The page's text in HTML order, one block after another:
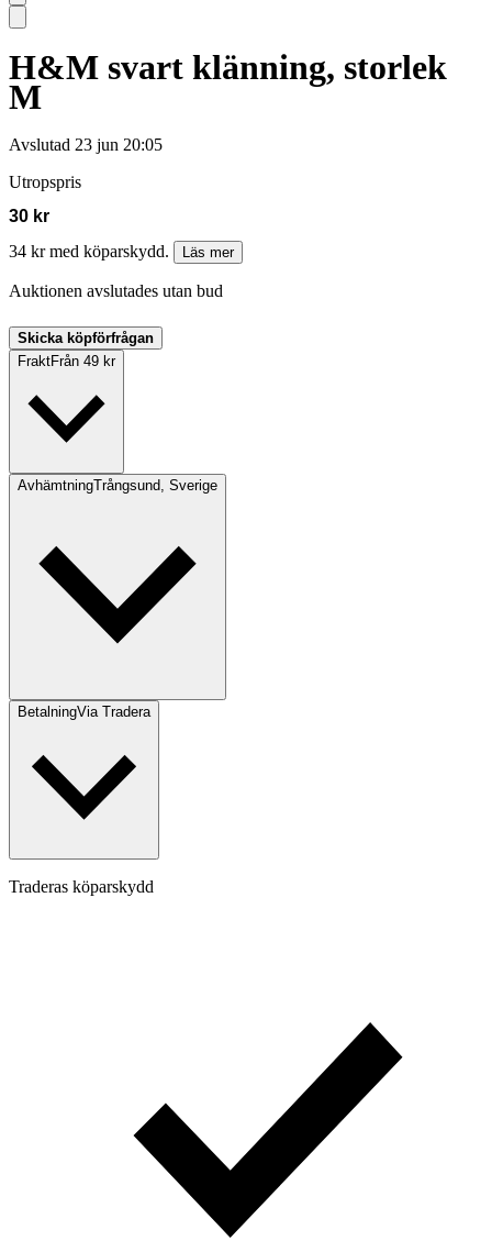
H&M svart klänning, storlek
M
Avslutad 23 jun 20:05
Utropspris
30 kr
34 kr med köparskydd.
Läs mer
Auktionen avslutades utan bud
Skicka köpförfrågan
FraktFrån 49 kr
AvhämtningTrångsund, Sverige
BetalningVia Tradera
Traderas köparskydd